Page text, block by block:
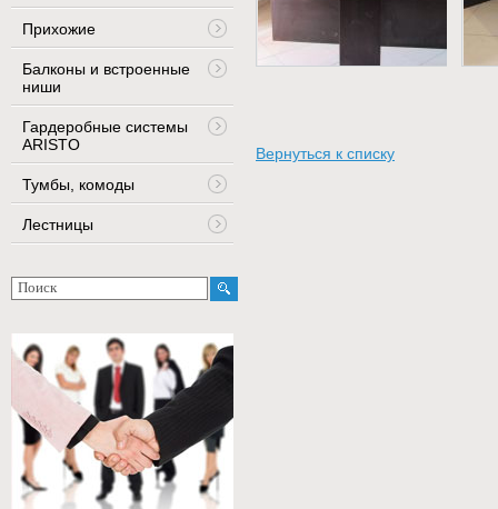
Вернуться к списку
Прихожие
Балконы и встроенные
ниши
Гардеробные системы
ARISTO
Тумбы, комоды
Лестницы